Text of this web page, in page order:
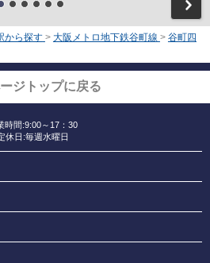
から探す > 大阪メトロ地下鉄谷町線 > 谷町四
ジトップに戻る
時間:9:00～17：30
休日:毎週水曜日